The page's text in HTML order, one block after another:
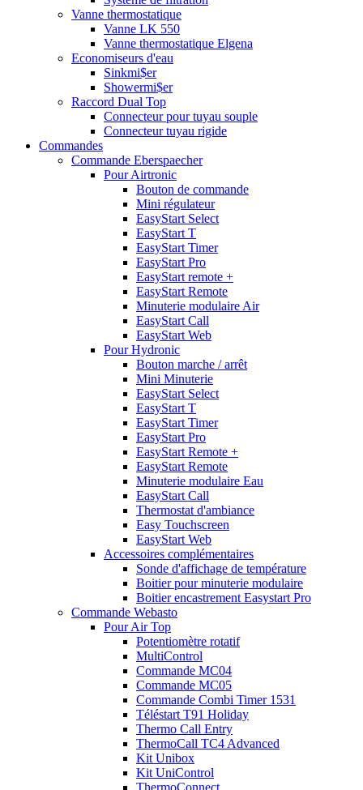
Vanne thermostatique
Vanne LK 550
Vanne thermostatique Elgena
Economiseurs d'eau
Sinkmi$er
Showermi$er
Raccord Dual Top
Connecteur pour tuyau souple
Connecteur tuyau rigide
Commandes
Commande Eberspaecher
Pour Airtronic
Bouton de commande
Mini régulateur
EasyStart Select
EasyStart T
EasyStart Timer
EasyStart Pro
EasyStart remote +
EasyStart Remote
Minuterie modulaire Air
EasyStart Call
EasyStart Web
Pour Hydronic
Bouton marche / arrêt
Mini Minuterie
EasyStart Select
EasyStart T
EasyStart Timer
EasyStart Pro
EasyStart Remote +
EasyStart Remote
Minuterie modulaire Eau
EasyStart Call
Thermostat d'ambiance
Easy Touchscreen
EasyStart Web
Accessoires complémentaires
Sonde d'affichage de température
Boitier pour minuterie modulaire
Boitier encastrement Easystart Pro
Commande Webasto
Pour Air Top
Potentiomètre rotatif
MultiControl
Commande MC04
Commande MC05
Commande Combi Timer 1531
Téléstart T91 Holiday
Thermo Call Entry
ThermoCall TC4 Advanced
Kit Unibox
Kit UniControl
ThermoConnect